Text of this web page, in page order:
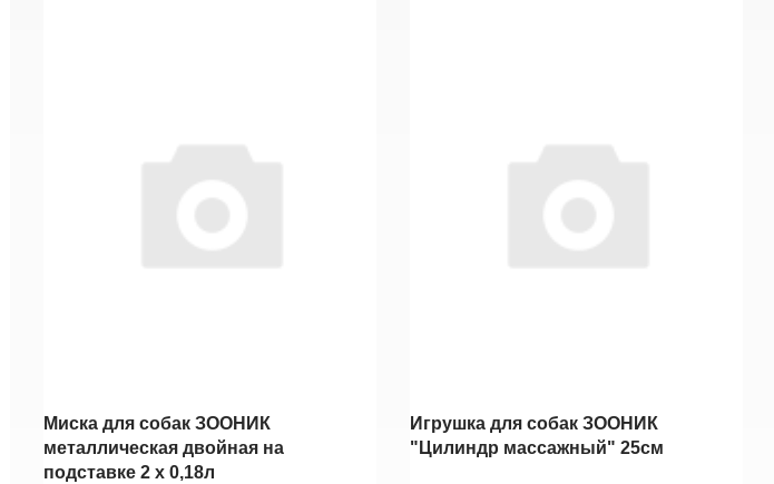
Миска для собак ЗООНИК
металлическая двойная на
подставке 2 х 0,18л
Игрушка для собак ЗООНИК
"Цилиндр массажный" 25см